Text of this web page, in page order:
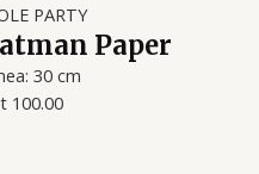
PARTY
Paper
30 cm
100.00